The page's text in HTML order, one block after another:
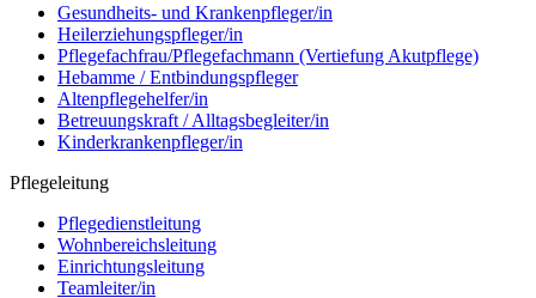
Gesundheits- und Krankenpfleger/in
Heilerziehungspfleger/in
Pflegefachfrau/Pflegefachmann (Vertiefung Akutpflege)
Hebamme / Entbindungspfleger
Altenpflegehelfer/in
Betreuungskraft / Alltagsbegleiter/in
Kinderkrankenpfleger/in
Pflegeleitung
Pflegedienstleitung
Wohnbereichsleitung
Einrichtungsleitung
Teamleiter/in